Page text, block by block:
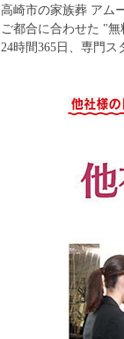
高崎市の家族葬 アム
ご都合に合わせた "無
24時間365日、専門ス